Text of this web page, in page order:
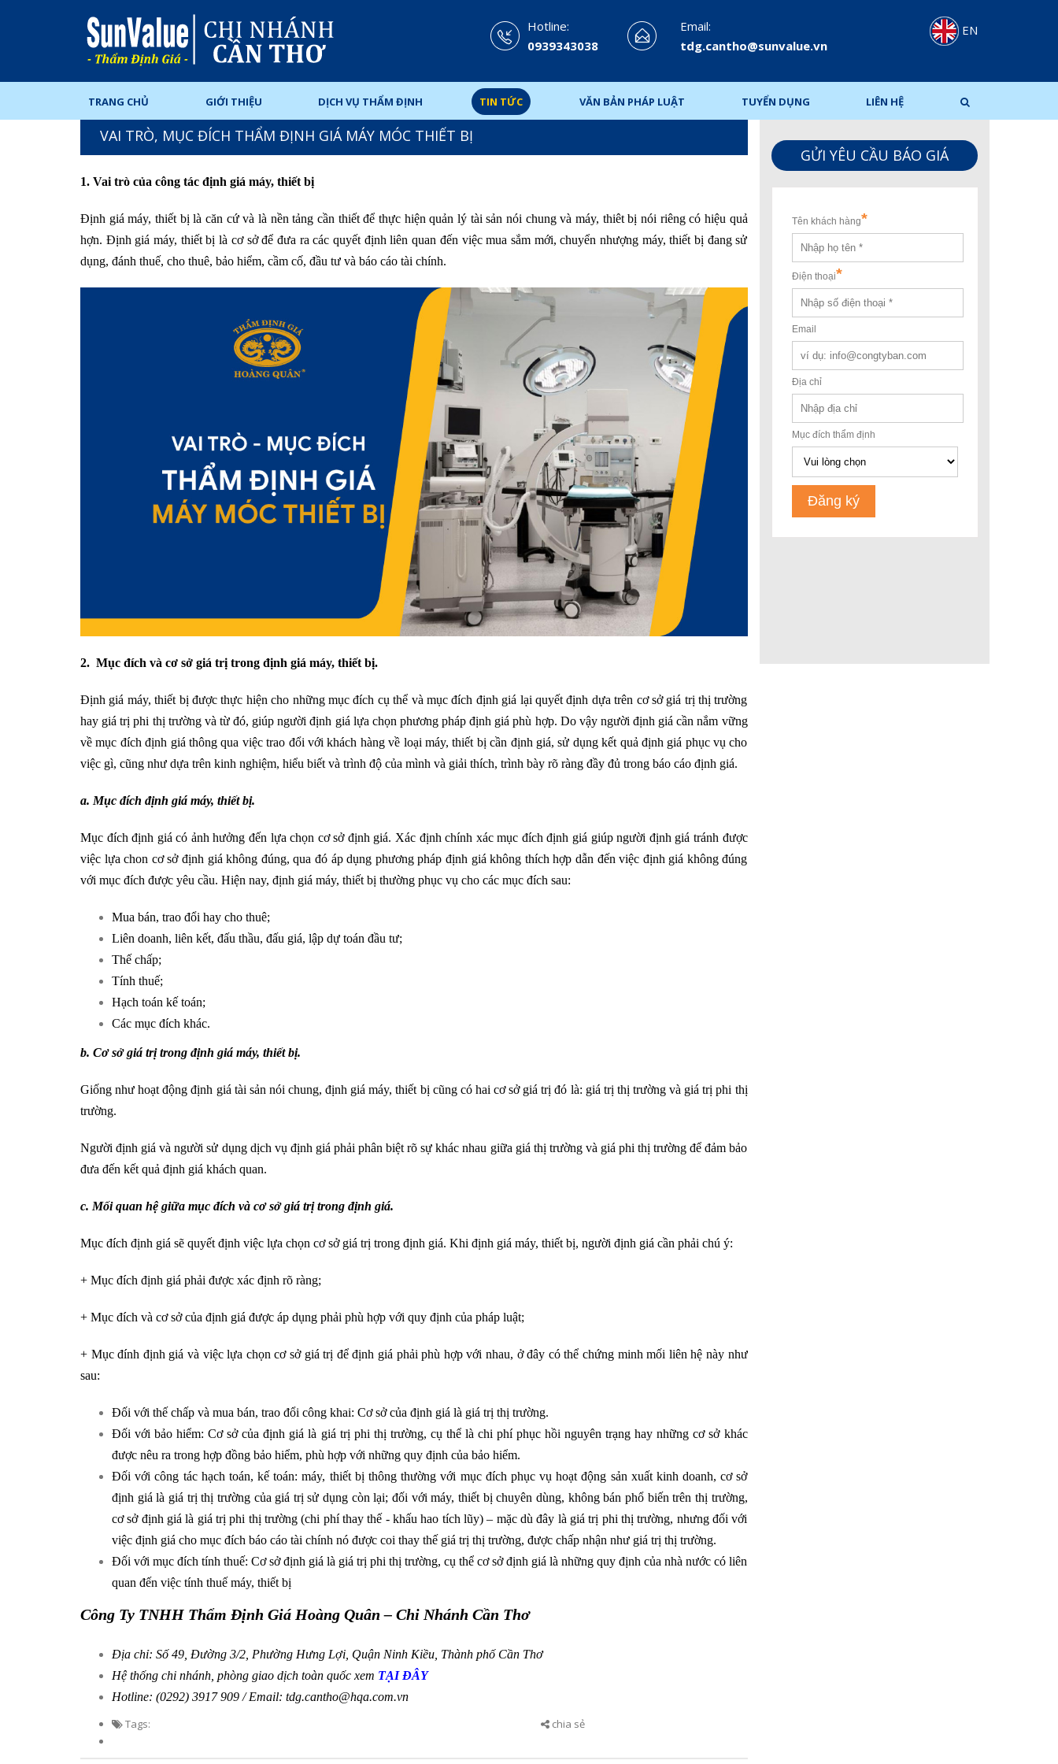
Hotline:
0939343038
Email:
tdg.cantho@sunvalue.vn
EN
TRANG CHỦ GIỚI THIỆU DỊCH VỤ THẨM ĐỊNH TIN TỨC VĂN BẢN PHÁP LUẬT TUYỂN DỤNG LIÊN HỆ
VAI TRÒ, MỤC ĐÍCH THẨM ĐỊNH GIÁ MÁY MÓC THIẾT BỊ
1. Vai trò của công tác định giá máy, thiết bị
Định giá máy, thiết bị là căn cứ và là nền tảng cần thiết để thực hiện quản lý tài sản nói chung và máy, thiêt bị nói riêng có hiệu quả
hợn. Định giá máy, thiết bị là cơ sở để đưa ra các quyết định liên quan đến việc mua sắm mới, chuyển nhượng máy, thiết bị đang sử
dụng, đánh thuế, cho thuê, bảo hiểm, cầm cố, đầu tư và báo cáo tài chính.
2. Mục đích và cơ sở giá trị trong định giá máy, thiết bị.
Định giá máy, thiết bị được thực hiện cho những mục đích cụ thể và mục đích định giá lại quyết định dựa trên cơ sở giá trị thị trường
hay giá trị phi thị trường và từ đó, giúp người định giá lựa chọn phương pháp định giá phù hợp. Do vậy người định giá cần nắm vững
về mục đích định giá thông qua việc trao đổi với khách hàng về loại máy, thiết bị cần định giá, sử dụng kết quả định giá phục vụ cho
việc gì, cũng như dựa trên kinh nghiệm, hiểu biết và trình độ của mình và giải thích, trình bày rõ ràng đầy đủ trong báo cáo định giá.
a. Mục đích định giá máy, thiết bị.
Mục đích định giá có ảnh hưởng đến lựa chọn cơ sở định giá. Xác định chính xác mục đích định giá giúp người định giá tránh được
việc lựa chon cơ sở định giá không đúng, qua đó áp dụng phương pháp định giá không thích hợp dẫn đến việc định giá không đúng
với mục đích được yêu cầu. Hiện nay, định giá máy, thiết bị thường phục vụ cho các mục đích sau:
Mua bán, trao đổi hay cho thuê;
Liên doanh, liên kết, đấu thầu, đấu giá, lập dự toán đầu tư;
Thế chấp;
Tính thuế;
Hạch toán kế toán;
Các mục đích khác.
b. Cơ sở giá trị trong định giá máy, thiết bị.
Giống như hoạt động định giá tài sản nói chung, định giá máy, thiết bị cũng có hai cơ sở giá trị đó là: giá trị thị trường và giá trị phi thị
trường.
Người định giá và người sử dụng dịch vụ định giá phải phân biệt rõ sự khác nhau giữa giá thị trường và giá phi thị trường để đảm bảo
đưa đến kết quả định giá khách quan.
c. Mối quan hệ giữa mục đích và cơ sở giá trị trong định giá.
Mục đích định giá sẽ quyết định việc lựa chọn cơ sở giá trị trong định giá. Khi định giá máy, thiết bị, người định giá cần phải chú ý:
+ Mục đích định giá phải được xác định rõ ràng;
+ Mục đích và cơ sở của định giá được áp dụng phải phù hợp với quy định của pháp luật;
+ Mục đính định giá và việc lựa chọn cơ sở giá trị để định giá phải phù hợp với nhau, ở đây có thể chứng minh mối liên hệ này như
sau:
Đối với thế chấp và mua bán, trao đổi công khai: Cơ sở của định giá là giá trị thị trường.
Đối với bảo hiểm: Cơ sở của định giá là giá trị phi thị trường, cụ thể là chi phí phục hồi nguyên trạng hay những cơ sở khác
được nêu ra trong hợp đồng bảo hiểm, phù hợp với những quy định của bảo hiểm.
Đối với công tác hạch toán, kế toán: máy, thiết bị thông thường với mục đích phục vụ hoạt động sản xuất kinh doanh, cơ sở
định giá là giá trị thị trường của giá trị sử dụng còn lại; đối với máy, thiết bị chuyên dùng, không bán phổ biến trên thị trường,
cơ sở định giá là giá trị phi thị trường (chi phí thay thế - khấu hao tích lũy) – mặc dù đây là giá trị phi thị trường, nhưng đối với
việc định giá cho mục đích báo cáo tài chính nó được coi thay thế giá trị thị trường, được chấp nhận như giá trị thị trường.
Đối với mục đích tính thuế: Cơ sở định giá là giá trị phi thị trường, cụ thể cơ sở định giá là những quy định của nhà nước có liên
quan đến việc tính thuế máy, thiết bị
Công Ty TNHH Thẩm Định Giá Hoàng Quân – Chi Nhánh Cần Thơ
Địa chỉ: Số 49, Đường 3/2, Phường Hưng Lợi, Quận Ninh Kiều, Thành phố Cần Thơ
Hệ thống chi nhánh, phòng giao dịch toàn quốc xem TẠI ĐÂY
Hotline: (0292) 3917 909 / Email: tdg.cantho@hqa.com.vn
Tags: chia sẻ
GỬI YÊU CẦU BÁO GIÁ